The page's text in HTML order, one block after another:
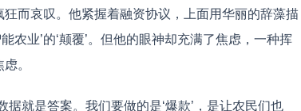
而哀叹。他紧握着融资协议，上面用华丽的辞藻描
农业’的‘颠覆’。但他的眼神却充满了焦虑，一种挥
。
据就是答案。我们要做的是‘爆款’，是让农民们也